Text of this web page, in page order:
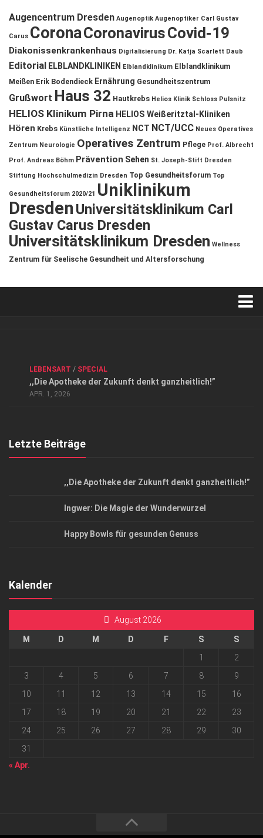
Augencentrum Dresden Augenoptik Augenoptiker Carl Gustav
Carus CoronaCoronavirusCovid-19
Diakonissenkrankenhaus Digitalisierung Dr. Katja Scarlett Daub
Editorial ELBLANDKLINIKEN Elblandklinikum Elblandklinikum
Meißen Erik Bodendieck Ernährung Gesundheitszentrum
Grußwort Haus 32 Hautkrebs Helios Klinik Schloss Pulsnitz
HELIOS Klinikum Pirna HELIOS Weißeritztal-Kliniken
Hören Krebs Künstliche Intelligenz NCT NCT/UCC Neues Operatives
Zentrum Neurologie Operatives Zentrum Pflege Prof. Albrecht
Prof. Andreas Böhm Prävention Sehen St. Joseph-Stift Dresden
Stiftung Hochschulmedizin Dresden Top Gesundheitsforum Top
Gesundheitsforum 2020/21 Uniklinikum
DresdenUniversitätsklinikum Carl
Gustav Carus Dresden
Universitätsklinikum Dresden Wellness
Zentrum für Seelische Gesundheit und Altersforschung
Datenschutzerklärung
Top Magazin Dresden / Ostsachsen
LEBENSART / SPECIAL
,,Die Apotheke der Zukunft denkt ganzheitlich!”
APR. 1, 2026
Letzte Beiträge
,,Die Apotheke der Zukunft denkt ganzheitlich!”
Ingwer: Die Magie der Wunderwurzel
Happy Bowls für gesunden Genuss
Kalender
August 2026
M D M D F S
S
1
2
3
4 5 6 7 8
9
10
11 12 13 14 15
16
17
18 19 20 21 22
23
24
25 26 27 28 29
30
31
« Apr.